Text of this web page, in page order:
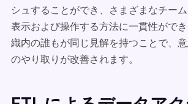
シュすることができ、さまざまなチー
表示および操作する方法に一貫性がで
織内の誰もが同じ見解を持つことで、
のやり取りが改善されます。